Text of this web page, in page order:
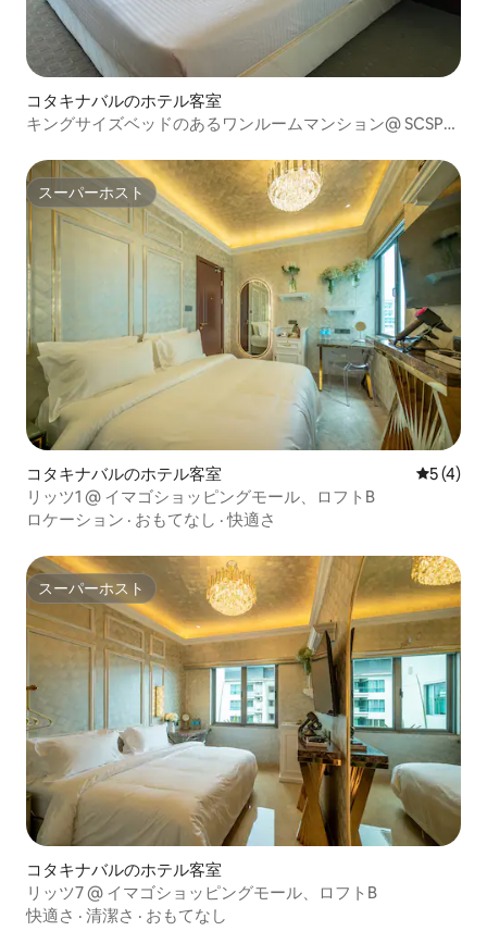
コタキナバルのホテル客室
キングサイズベッドのあるワンルームマンション@ SCSPス
スーパーホスト
スーパーホスト
コタキナバルのホテル客室 レビュー
5 (4)
リッツ1 @ イマゴショッピングモール、ロフトB
ロケーション · おもてなし ·快適さ
スーパーホスト
スーパーホスト
コタキナバルのホテル客室
リッツ7 @ イマゴショッピングモール、ロフトB
快適さ · 清潔さ · おもてなし